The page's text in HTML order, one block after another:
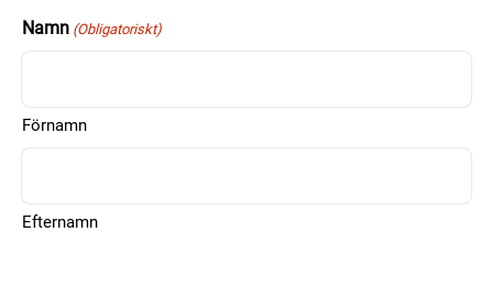
Namn (Obligatoriskt)
Förnamn
Efternamn